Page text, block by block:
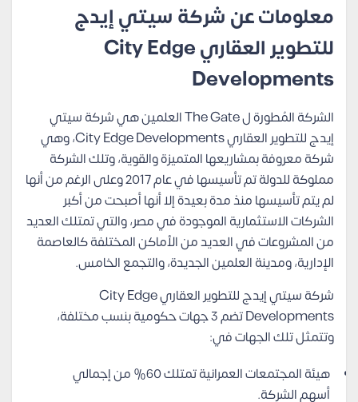
معلومات عن شركة سيتي إيدج
للتطوير العقاري City Edge
Developments
الشركة المُطورة ل The Gate العلمين هي شركة سيتي
إيدج للتطوير العقاري City Edge Developments، وهي
شركة معروفة بمشاريعها المتميزة والقوية، وتلك الشركة
مملوكة للدولة تم تأسيسها في عام 2017 وعلى الرغم من أنها
لم يتم تأسيسها منذ مدة بعيدة إلا أنها أصبحت من أكبر
الشركات الاستثمارية الموجودة في مصر، والتي تمتلك العديد
من المشروعات في العديد من الأماكن المختلفة كالعاصمة
الإدارية، ومدينة العلمين الجديدة، والتجمع الخامس.
شركة سيتي إيدج للتطوير العقاري City Edge
Developments تضم 3 جهات حكومية بنسب مختلفة،
وتتمثل تلك الجهات في:
هيئة المجتمعات العمرانية تمتلك 60% من إجمالي
أسهم الشركة.